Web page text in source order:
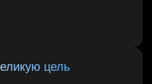
цель